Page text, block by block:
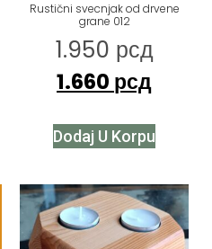
Rustični svecnjak od drvene
grane 012
1.950 рсд
1.660 рсд
Dodaj U Korpu